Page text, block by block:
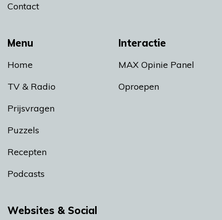
Menu
Home
TV & Radio
Prijsvragen
Puzzels
Recepten
Podcasts
Interactie
MAX Opinie Panel
Oproepen
Contact
Websites & Social